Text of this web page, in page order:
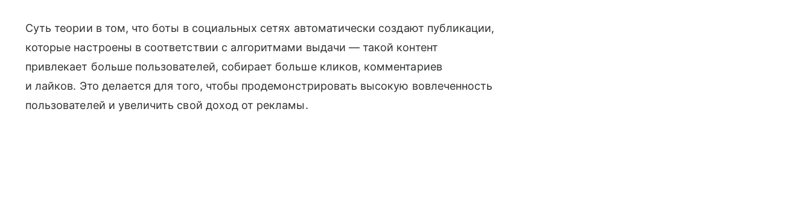
Суть теории в том, что боты в социальных сетях автоматически создают публикации,
которые настроены в соответствии с алгоритмами выдачи — такой контент
привлекает больше пользователей, собирает больше кликов, комментариев
и лайков. Это делается для того, чтобы продемонстрировать высокую вовлеченность
пользователей и увеличить свой доход от рекламы.